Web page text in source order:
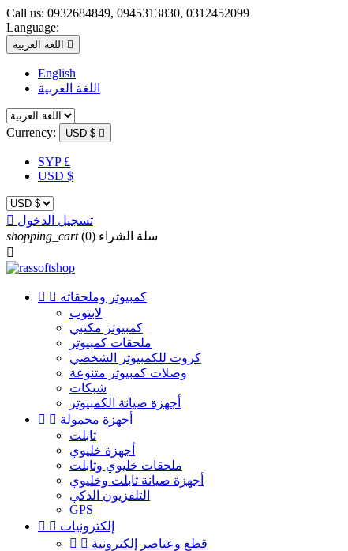
Call us: 0932684849, 0945313830, 0312452099
Language:
اللغة العربية 
English
اللغة العربية
Currency: USD $ 
SYP £
USD $
 تسجيل الدخول
shopping_cart
سلة الشراء (0)

  كمبيوتر وملحقاته
لابتوب
كمبيوتر مكتبي
ملحقات كمبيوتر
كروت للكمبيوتر الشخصي
وصلات كمبيوتر متنوعة
شبكات
أجهزة صيانة الكمبيوتر
  أجهزة محمولة
تابلت
أجهزة خليوي
ملحقات خليوي وتابلت
أجهزة صيانة تابلت وخليوي
التلفزيون الذكي
GPS
  إلكترونيات
  قطع وعناصر إلكترونية